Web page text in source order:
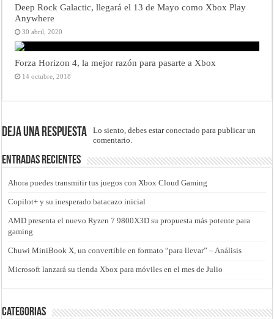
Deep Rock Galactic, llegará el 13 de Mayo como Xbox Play
Anywhere
30 abril, 2020
Forza Horizon 4, la mejor razón para pasarte a Xbox
14 octubre, 2018
Deja una respuesta Lo siento, debes estarconectado para publicar un
comentario.
Entradas recientes
Ahora puedes transmitir tus juegos con Xbox Cloud Gaming
Copilot+ y su inesperado batacazo inicial
AMD presenta el nuevo Ryzen 7 9800X3D su propuesta más potente para
gaming
Chuwi MiniBook X, un convertible en formato “para llevar” – Análisis
Microsoft lanzará su tienda Xbox para móviles en el mes de Julio
Categorias